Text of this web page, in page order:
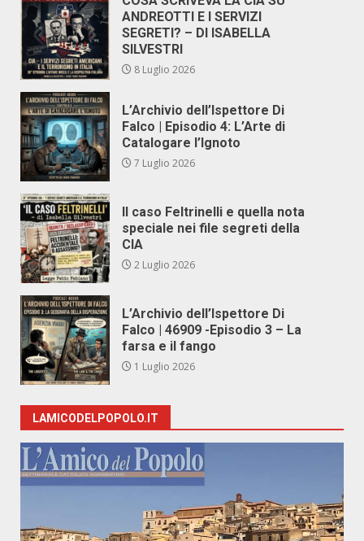
ANDREOTTI E I SERVIZI
SEGRETI? – DI ISABELLA
SILVESTRI
8 Luglio 2026
L’Archivio dell’Ispettore Di
Falco | Episodio 4: L’Arte di
Catalogare l’Ignoto
7 Luglio 2026
Il caso Feltrinelli e quella nota
speciale nei file segreti della
CIA
2 Luglio 2026
L’Archivio dell’Ispettore Di
Falco | 46909 -Episodio 3 – La
farsa e il fango
1 Luglio 2026
LAMICODELPOPOLO.IT